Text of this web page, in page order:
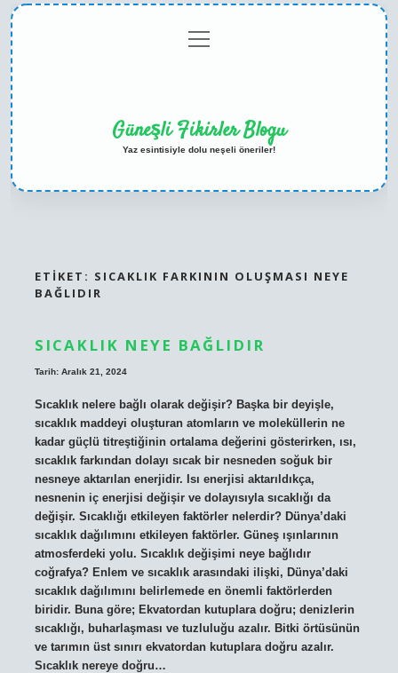
menüyü
aç
Güneşli Fikirler Blogu
Yaz esintisiyle dolu neşeli öneriler!
ETIKET: SICAKLIK FARKININ OLUŞMASI NEYE
BAĞLIDIR
SICAKLIK NEYE BAĞLIDIR
Tarih: Aralık 21, 2024
Sıcaklık nelere bağlı olarak değişir? Başka bir deyişle,
sıcaklık maddeyi oluşturan atomların ve moleküllerin ne
kadar güçlü titreştiğinin ortalama değerini gösterirken, ısı,
sıcaklık farkından dolayı sıcak bir nesneden soğuk bir
nesneye aktarılan enerjidir. Isı enerjisi aktarıldıkça,
nesnenin iç enerjisi değişir ve dolayısıyla sıcaklığı da
değişir. Sıcaklığı etkileyen faktörler nelerdir? Dünya’daki
sıcaklık dağılımını etkileyen faktörler. Güneş ışınlarının
atmosferdeki yolu. Sıcaklık değişimi neye bağlıdır
coğrafya? Enlem ve sıcaklık arasındaki ilişki, Dünya’daki
sıcaklık dağılımını belirlemede en önemli faktörlerden
biridir. Buna göre; Ekvatordan kutuplara doğru; denizlerin
sıcaklığı, buharlaşması ve tuzluluğu azalır. Bitki örtüsünün
ve tarımın üst sınırı ekvatordan kutuplara doğru azalır.
Sıcaklık nereye doğru…